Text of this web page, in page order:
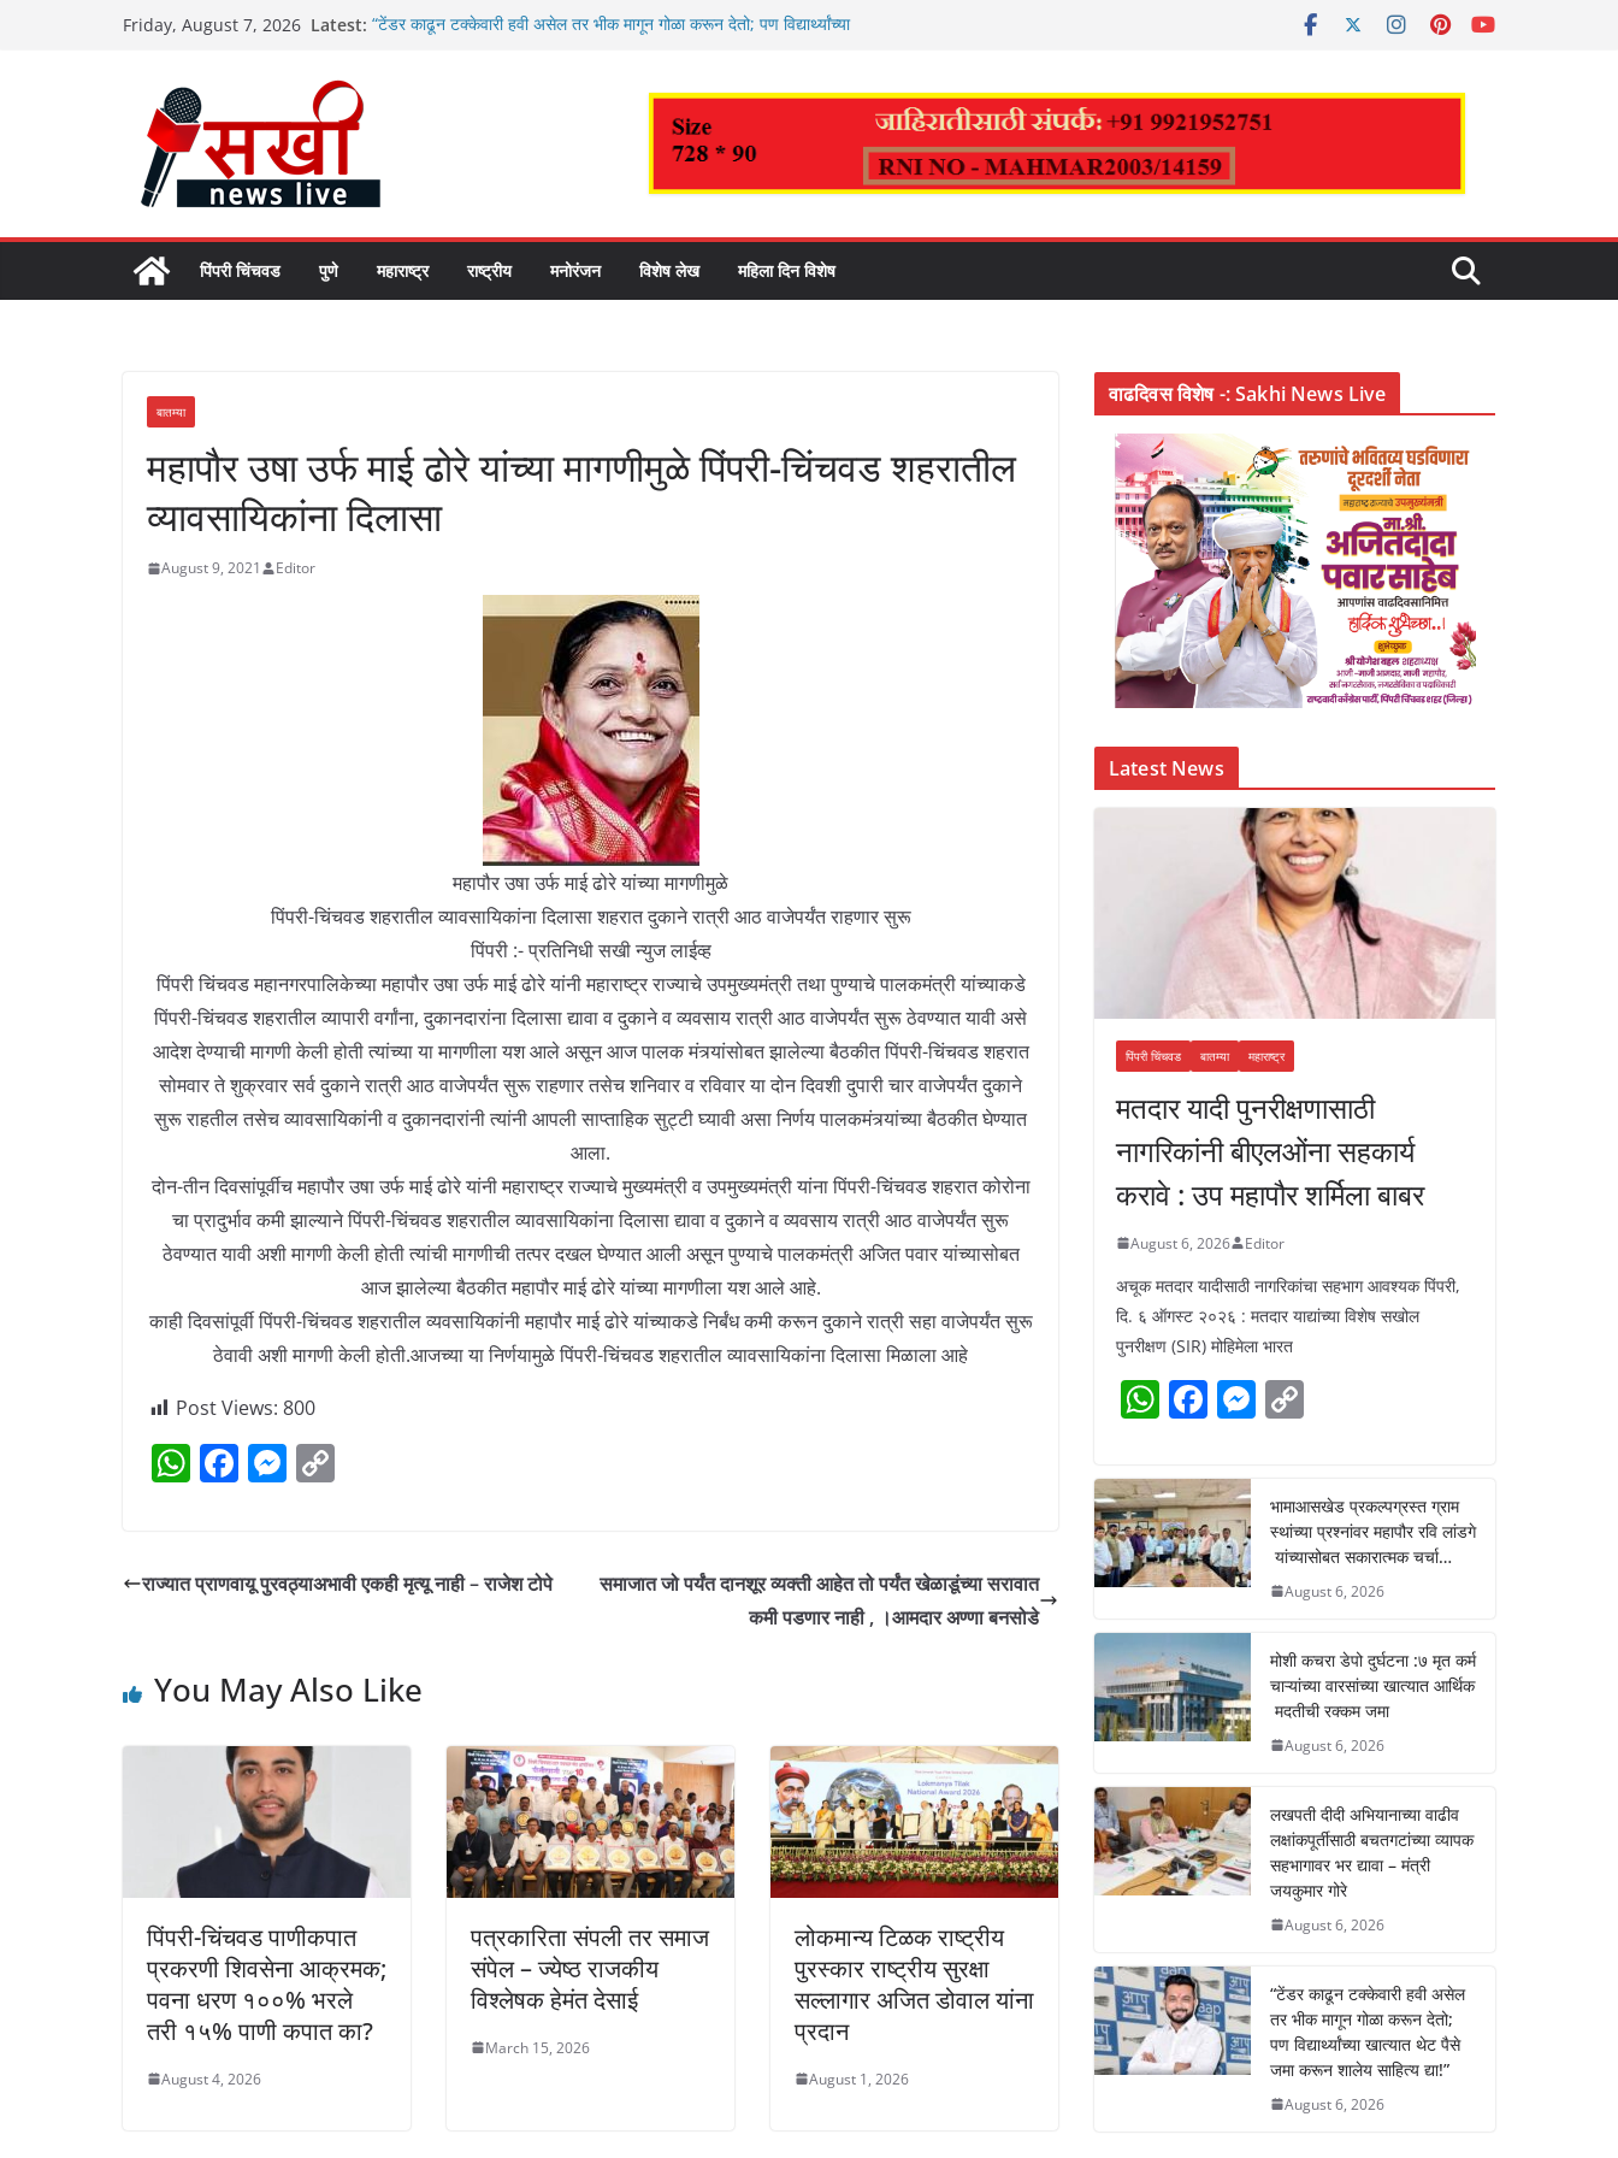
Friday, August 7, 2026 Latest: “टेंडर काढून टक्केवारी हवी असेल तर भीक मागून गोळा करून देतो; पण विद्यार्थ्यांच्या
भामाआसखेड प्रकल्पग्रस्त ग्रामस्थांच्या प्रश्नांवर महापौर रवि लांडगे यांच्यासोबत स
मोशी कचरा डेपो दुर्घटना :७ मृत कर्मचाऱ्यांच्या वारसांच्या खात्यात आर्थिक मदतीची र
भर द्यावा – मंत्री जयकुमार गोरे
पिंपरी चिंचवड
पुणे महाराष्ट्र राष्ट्रीय मनोरंजन विशेष लेख महिला दिन विशेष
बातम्या
महापौर उषा उर्फ माई ढोरे यांच्या मागणीमुळे पिंपरी-चिंचवड शहरातील
व्यावसायिकांना दिलासा
August 9, 2021 Editor
महापौर उषा उर्फ माई ढोरे यांच्या मागणीमुळे
पिंपरी-चिंचवड शहरातील व्यावसायिकांना दिलासा शहरात दुकाने रात्री आठ वाजेपर्यंत राहणार सुरू
पिंपरी :- प्रतिनिधी सखी न्युज लाईव्ह
पिंपरी चिंचवड महानगरपालिकेच्या महापौर उषा उर्फ माई ढोरे यांनी महाराष्ट्र राज्याचे उपमुख्यमंत्री तथा पुण्याचे पालकमंत्री यांच्याकडे
पिंपरी-चिंचवड शहरातील व्यापारी वर्गांना, दुकानदारांना दिलासा द्यावा व दुकाने व व्यवसाय रात्री आठ वाजेपर्यंत सुरू ठेवण्यात यावी असे
आदेश देण्याची मागणी केली होती त्यांच्या या मागणीला यश आले असून आज पालक मंत्र्यांसोबत झालेल्या बैठकीत पिंपरी-चिंचवड शहरात
सोमवार ते शुक्रवार सर्व दुकाने रात्री आठ वाजेपर्यंत सुरू राहणार तसेच शनिवार व रविवार या दोन दिवशी दुपारी चार वाजेपर्यंत दुकाने
सुरू राहतील तसेच व्यावसायिकांनी व दुकानदारांनी त्यांनी आपली साप्ताहिक सुट्टी घ्यावी असा निर्णय पालकमंत्र्यांच्या बैठकीत घेण्यात
आला.
दोन-तीन दिवसांपूर्वीच महापौर उषा उर्फ माई ढोरे यांनी महाराष्ट्र राज्याचे मुख्यमंत्री व उपमुख्यमंत्री यांना पिंपरी-चिंचवड शहरात कोरोना
चा प्रादुर्भाव कमी झाल्याने पिंपरी-चिंचवड शहरातील व्यावसायिकांना दिलासा द्यावा व दुकाने व व्यवसाय रात्री आठ वाजेपर्यंत सुरू
ठेवण्यात यावी अशी मागणी केली होती त्यांची मागणीची तत्पर दखल घेण्यात आली असून पुण्याचे पालकमंत्री अजित पवार यांच्यासोबत
आज झालेल्या बैठकीत महापौर माई ढोरे यांच्या मागणीला यश आले आहे.
काही दिवसांपूर्वी पिंपरी-चिंचवड शहरातील व्यवसायिकांनी महापौर माई ढोरे यांच्याकडे निर्बंध कमी करून दुकाने रात्री सहा वाजेपर्यंत सुरू
ठेवावी अशी मागणी केली होती.आजच्या या निर्णयामुळे पिंपरी-चिंचवड शहरातील व्यावसायिकांना दिलासा मिळाला आहे
Post Views: 800
W
s
p
F
e
o
k
M
e
er
y
k
राज्यात प्राणवायू पुरवठ्याअभावी एकही मृत्यू नाही – राजेश टोपे
समाजात जो पर्यंत दानशूर व्यक्ती आहेत तो पर्यंत खेळाडूंच्या सरावात
कमी पडणार नाही , ।आमदार अण्णा बनसोडे
You May Also Like
पिंपरी-चिंचवड पाणीकपात
प्रकरणी शिवसेना आक्रमक;
पवना धरण १००% भरले
तरी १५% पाणी कपात का?
August 4, 2026
पत्रकारिता संपली तर समाज
संपेल – ज्येष्ठ राजकीय
विश्लेषक हेमंत देसाई
March 15, 2026
लोकमान्य टिळक राष्ट्रीय
पुरस्कार राष्ट्रीय सुरक्षा
सल्लागार अजित डोवाल यांना
प्रदान
August 1, 2026
वाढदिवस विशेष -: Sakhi News Live
Latest News
पिंपरी चिंचवड बातम्या महाराष्ट्र
मतदार यादी पुनरीक्षणासाठी
नागरिकांनी बीएलओंना सहकार्य
करावे : उप महापौर शर्मिला बाबर
August 6, 2026 Editor
अचूक मतदार यादीसाठी नागरिकांचा सहभाग आवश्यक पिंपरी,
दि. ६ ऑगस्ट २०२६ : मतदार याद्यांच्या विशेष सखोल
पुनरीक्षण (SIR) मोहिमेला भारत
W
at
s
A
p
p
F
c
e
b
o
o
k
M
e
n
g
y
Li
n
भामाआसखेड प्रकल्पग्रस्त ग्राम
स्थांच्या प्रश्नांवर महापौर रवि लांडगे
यांच्यासोबत सकारात्मक चर्चा…
August 6, 2026
मोशी कचरा डेपो दुर्घटना :७ मृत कर्म
चाऱ्यांच्या वारसांच्या खात्यात आर्थिक
मदतीची रक्कम जमा
August 6, 2026
लखपती दीदी अभियानाच्या वाढीव
लक्षांकपूर्तीसाठी बचतगटांच्या व्यापक
सहभागावर भर द्यावा – मंत्री
जयकुमार गोरे
August 6, 2026
“टेंडर काढून टक्केवारी हवी असेल
तर भीक मागून गोळा करून देतो;
पण विद्यार्थ्यांच्या खात्यात थेट पैसे
जमा करून शालेय साहित्य द्या!”
August 6, 2026